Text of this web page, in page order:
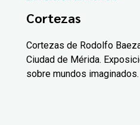
Cortezas
Cortezas de Rodolfo
Ciudad de Mérida.
sobre mundos imaginados.